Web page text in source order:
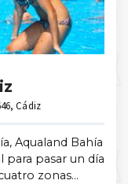
Cádiz
Aqualand Bahía
para pasar un día
zonas